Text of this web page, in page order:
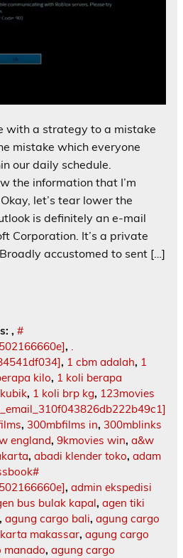
with a strategy to a mistake
mistake which everyone
our daily schedule.
the information that I’m
let’s tear lower the
is definitely an e-mail
Corporation. It’s a private
accustomed to sent […]
, #
, .
, 1 cbm adalah, 1
kilo, 1 koli berapa
, 1 koli brp kg, 123movies
, 300mbfilms in, 300mblinks
england, 9kmovies win, a&w
, abadi klender toko, adam
, admin ekspedisi
bus bulak kapal, agen tiki
, agung cargo bali, agung cargo
makassar, agung cargo
manado, agung cargo